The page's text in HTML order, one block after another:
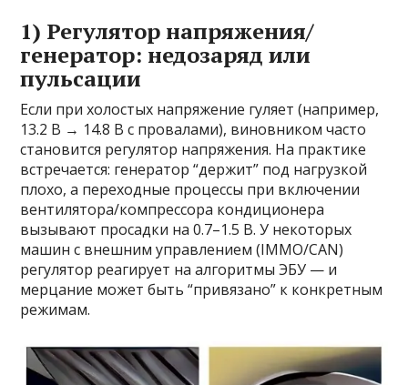
1) Регулятор напряжения/
генератор: недозаряд или
пульсации
Если при холостых напряжение гуляет (например,
13.2 В → 14.8 В с провалами), виновником часто
становится регулятор напряжения. На практике
встречается: генератор “держит” под нагрузкой
плохо, а переходные процессы при включении
вентилятора/компрессора кондиционера
вызывают просадки на 0.7–1.5 В. У некоторых
машин с внешним управлением (IMMO/CAN)
регулятор реагирует на алгоритмы ЭБУ — и
мерцание может быть “привязано” к конкретным
режимам.